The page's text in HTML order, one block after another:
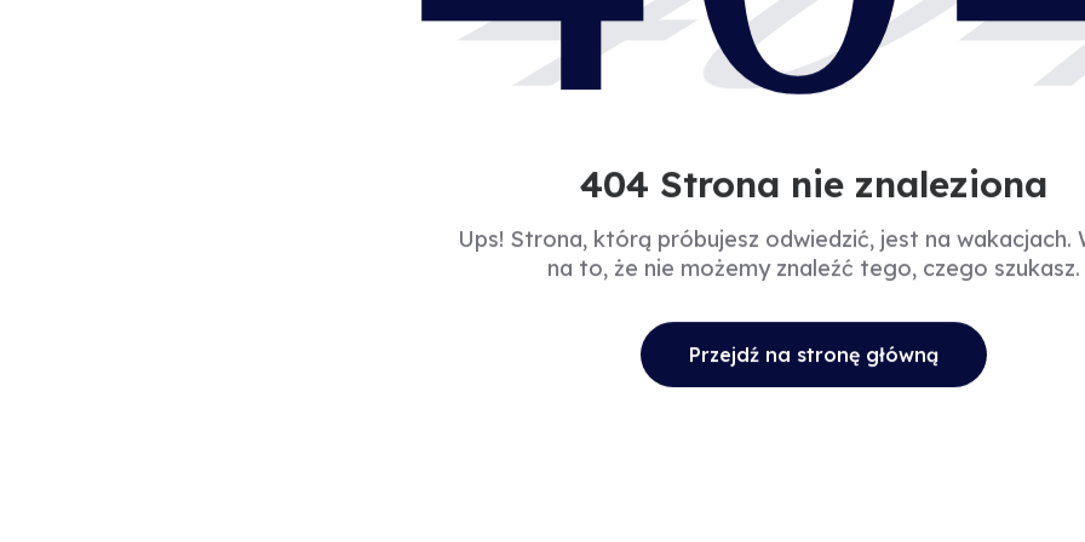
404 Strona nie znaleziona
Ups! Strona, którą próbujesz odwiedzić, jest na wakacjach.
na to, że nie możemy znaleźć tego, czego szukasz.
Przejdź na stronę główną